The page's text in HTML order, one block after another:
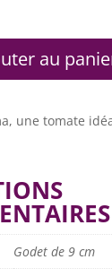
au
une tomate
Godet de 9 cm